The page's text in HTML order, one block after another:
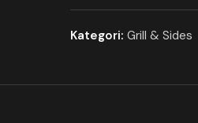
Kategori: Grill & Sides